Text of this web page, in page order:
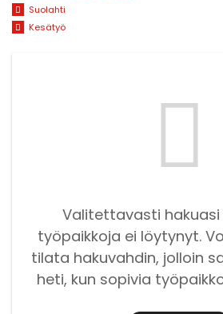
Suolahti
Kesätyö
Valitettavasti
työpaikkoja ei löytynyt.
tilata hakuvahdin, jolloin
heti, kun sopivia